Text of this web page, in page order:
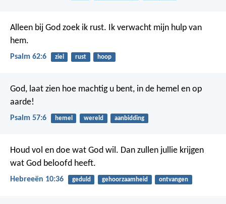
Alleen bij God zoek ik rust. Ik verwacht mijn hulp van
hem.
Psalm 62:6 ziel rust hoop
God, laat zien hoe machtig u bent, in de hemel en op
aarde!
Psalm 57:6 hemel wereld aanbidding
Houd vol en doe wat God wil. Dan zullen jullie krijgen
wat God beloofd heeft.
Hebreeën 10:36 geduld gehoorzaamheid ontvangen